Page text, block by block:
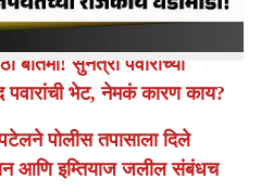
सुनेत्रा पवारांच्या
पवारांची भेट, नेमकं कारण काय?
पोलीस तपासाला दिले
आणि इम्तियाज जलील संबंधच